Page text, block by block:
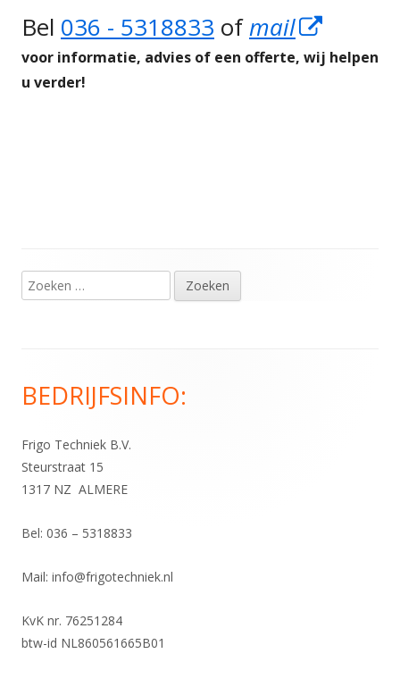
Bel 036 - 5318833 ofmail
in
voor informatie, advies of een offerte, wij helpen
u verder!
Hoofd
Zoeken
naar:
inhoud
BEDRIJFSINFO:
Frigo Techniek B.V.
Steurstraat 15
1317 NZ ALMERE
Bel: 036 – 5318833
Mail: info@frigotechniek.nl
KvK nr. 76251284
btw-id NL860561665B01